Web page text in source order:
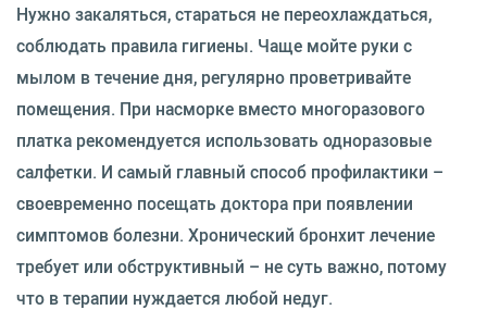
Нужно закаляться, стараться не переохлаждаться,
соблюдать правила гигиены. Чаще мойте руки с
мылом в течение дня, регулярно проветривайте
помещения. При насморке вместо многоразового
платка рекомендуется использовать одноразовые
салфетки. И самый главный способ профилактики –
своевременно посещать доктора при появлении
симптомов болезни. Хронический бронхит лечение
требует или обструктивный – не суть важно, потому
что в терапии нуждается любой недуг.